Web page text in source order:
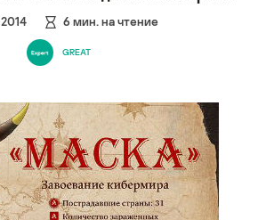
6 мин. на чтение
GREAT